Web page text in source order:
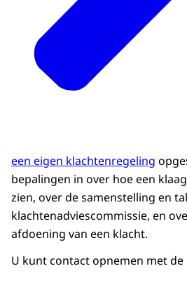
een eigen klachtenregeling
bepalingen in over hoe een
zien, over de samenstelling en
klachtenadviescommissie, en
afdoening van een klacht.
U kunt contact opnemen met de